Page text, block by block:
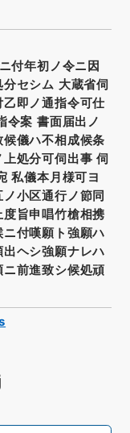
付年初ノ令ニ因
セシム 大蔵省伺
即ノ通指令可仕
令案 書面届出ノ
儀ハ不相成候条
処分可伺出事 伺
私儀本月様可ヨ
小区通行ノ節同
旨申唱竹槍相携
付嘆願ト強願ハ
ヘシ強願ナレハ
前進致シ候処頑